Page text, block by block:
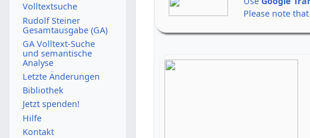
Please note
Volltextsuche
Rudolf Steiner
Gesamtausgabe (GA)
GA Volltext-Suche
und semantische
Analyse
Letzte Änderungen
Bibliothek
Jetzt spenden!
Hilfe
Kontakt